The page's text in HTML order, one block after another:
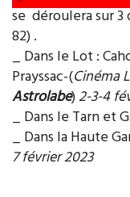
se déroulera sur 3
82) .
_ Dans le Lot :
Prayssac-(Cinéma
Astrolabe)2-3-4
_ Dans le Tarn et
_ Dans la Haute
7 février 2023